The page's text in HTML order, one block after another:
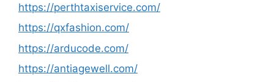
https://perthtaxiservice.com/
https://qxfashion.com/
https://arducode.com/
https://antiagewell.com/